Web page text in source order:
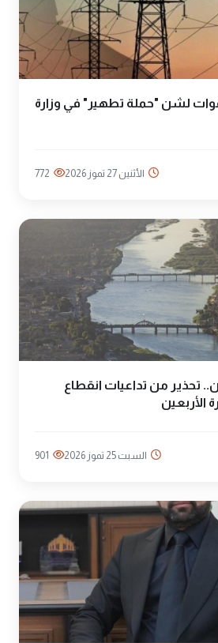
لشن "حملة تطهير" في وزارة
الأثنين 27 تموز 2026 772
تحذير من تداعيات انقطاع
الأربعين
السبت 25 تموز 2026 901